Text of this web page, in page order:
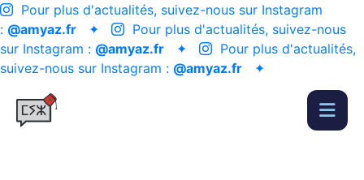
Pour plus d'actualités, suivez-nous sur Instagram
: @amyaz.fr ✦
Pour plus d'actualités, suivez-nous
sur Instagram : @amyaz.fr ✦
Pour plus d'actualités,
suivez-nous sur Instagram : @amyaz.fr ✦